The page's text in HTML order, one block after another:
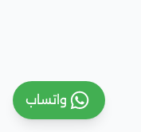
واتساب